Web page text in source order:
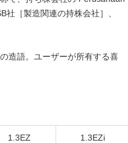
［製造関連の持株会社］、
造語。ユーザーが所有する喜
1.3EZ 1.3EZi